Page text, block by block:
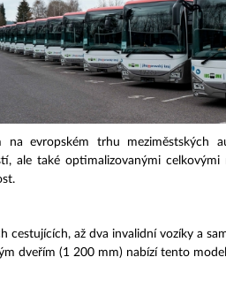
na evropském trhu meziměstských
ale také optimalizovanými
cestujících, až dva invalidní vozíky a
dveřím (1 200 mm) nabízí tento